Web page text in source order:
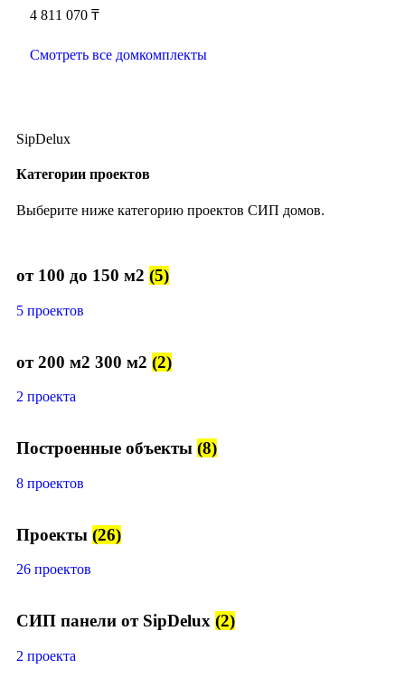
4 811 070 ₸
Смотреть все домкомплекты
SipDelux
Категории проектов
Выберите ниже категорию проектов СИП домов.
от 100 до 150 м2 (5)
5 проектов
от 200 м2 300 м2 (2)
2 проекта
Построенные объекты (8)
8 проектов
Проекты (26)
26 проектов
СИП панели от SipDelux (2)
2 проекта